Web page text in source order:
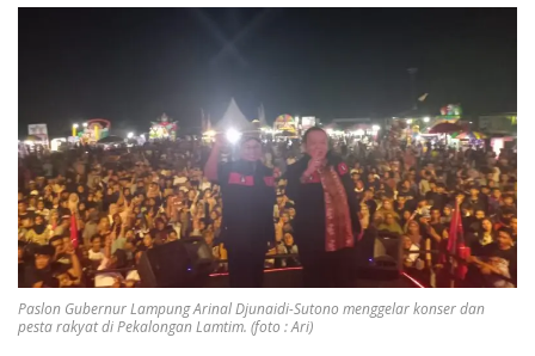
Paslon Gubernur Lampung Arinal Djunaidi-Sutono menggelar konser dan
pesta rakyat di Pekalongan Lamtim. (foto : Ari)